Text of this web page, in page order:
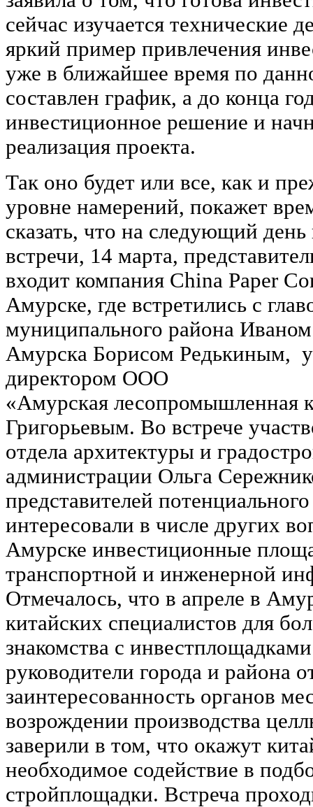
сейчас изучается технические
яркий пример привлечения
уже в ближайшее время по
составлен график, а до конца
инвестиционное решение и
реализация проекта.
Так оно будет или все, как и
уровне намерений, покажет
сказать, что на следующий день
встречи, 14 марта,
входит компания China Paper
Амурске, где встретились с
муниципального района
Амурска Борисом Редькиным,
директором ООО
«Амурская лесопромышленная
Григорьевым. Во встрече
отдела архитектуры и
администрации Ольга
представителей
интересовали в числе других
Амурске инвестиционные
транспортной и инженерной
Отмечалось, что в апреле в
китайских специалистов для
знакомства с
руководители города и района
заинтересованность органов
возрождении производства
заверили в том, что окажут
необходимое содействие в
стройплощадки. Встреча